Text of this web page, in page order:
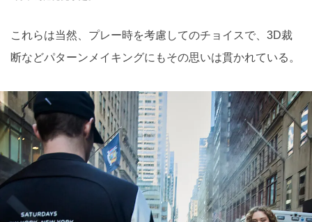
これらは当然、プレー時を考慮してのチョイスで、3D裁
断などパターンメイキングにもその思いは貫かれている。